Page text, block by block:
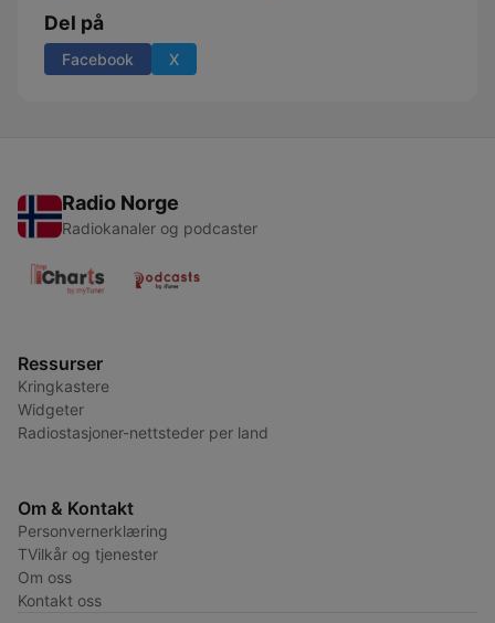
Del på
Facebook X
Radio Norge
Radiokanaler og podcaster
Ressurser
Kringkastere
Widgeter
Radiostasjoner-nettsteder per land
Om & Kontakt
Personvernerklæring
TVilkår og tjenester
Om oss
Kontakt oss